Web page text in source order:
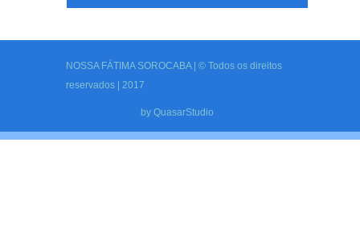
NOSSA FÁTIMA SOROCABA | © Todos os direitos
reservados | 2017
by QuasarStudio